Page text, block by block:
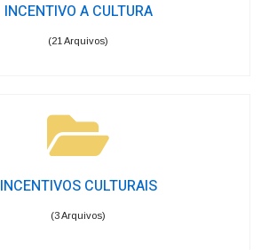
INCENTIVO A CULTURA
(21 Arquivos)
INCENTIVOS CULTURAIS
(3 Arquivos)